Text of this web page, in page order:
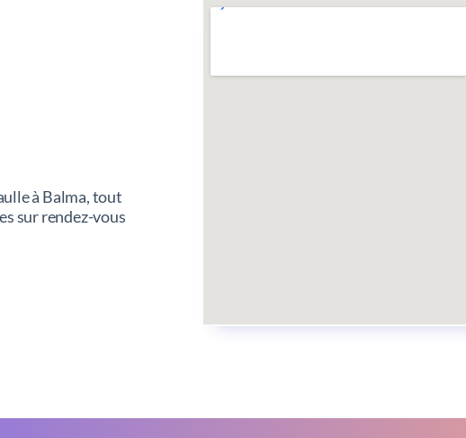
à Balma, tout
sur rendez-vous